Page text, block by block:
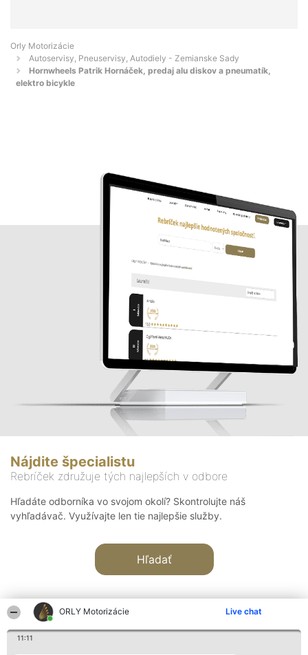
ORLY Motorizácie Live chat
11:11
Orly Motorizácie
Autoservisy, Pneuservisy, Autodiely - Zemianske Sady
Hornwheels Patrik Hornáček, predaj alu diskov a pneumatík,
elektro bicykle
Nájdite špecialistu
Rebríček združuje tých najlepších v odbore
Hľadáte odborníka vo svojom okolí? Skontrolujte náš
vyhľadávač. Využívajte len tie najlepšie služby.
Hľadať